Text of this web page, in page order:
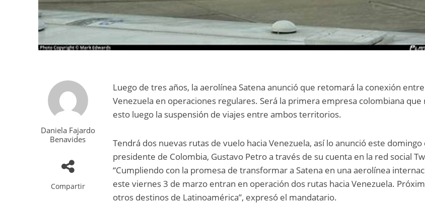
Daniela Fajardo
Benavides
Compartir
Luego de tres años, la aerolínea Satena anunció que retomará la conexión
Venezuela en operaciones regulares. Será la primera empresa colombiana que
esto luego la suspensión de viajes entre ambos territorios.
Tendrá dos nuevas rutas de vuelo hacia Venezuela, así lo anunció este domingo
presidente de Colombia, Gustavo Petro a través de su cuenta en la red social
“Cumpliendo con la promesa de transformar a Satena en una aerolínea
este viernes 3 de marzo entran en operación dos rutas hacia Venezuela.
otros destinos de Latinoamérica”, expresó el mandatario.